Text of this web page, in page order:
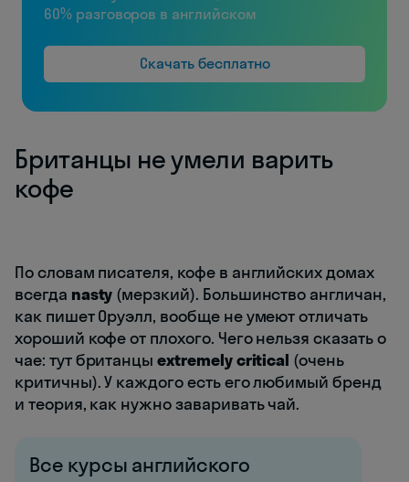
60% разговоров в английском
Скачать бесплатно
Британцы не умели варить
кофе
По словам писателя, кофе в английских домах
всегда nasty (мерзкий). Большинство англичан,
как пишет Оруэлл, вообще не умеют отличать
хороший кофе от плохого. Чего нельзя сказать о
чае: тут британцыextremely critical (очень
критичны). У каждого есть его любимый бренд
и теория, как нужно заваривать чай.
Все курсы английского